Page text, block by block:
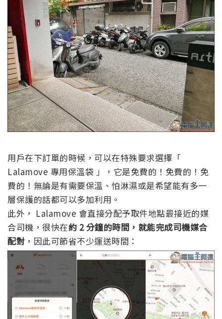
用戶在下訂單的時候，可以在特殊要求選擇「
Lalamove 專用保溫袋 」，它是免費的！免費的！免
費的！無論是有需要保溫、怕淋濕或是希望能有多一
層保護的話都可以多加利用。
此外， Lalamove 會直接分配予取件地點最接近的媒
合司機，很快在約 2 分鐘的時間，就能完成司機媒合
配對 ，因此可節省不少運送時間：